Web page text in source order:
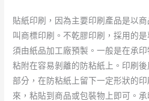
貼紙印刷，因為主要印刷產品是以
叫商標印刷。不乾膠印刷，採用的
須由紙品加工廠預製。一般是在承
粘附在容易剝離的防粘紙上。印刷
部分，在防粘紙上留下一定形狀的
來，粘貼到商品或包裝物上即可。